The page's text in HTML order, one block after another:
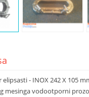
- INOX 242 X 105
mesinga vodootporni